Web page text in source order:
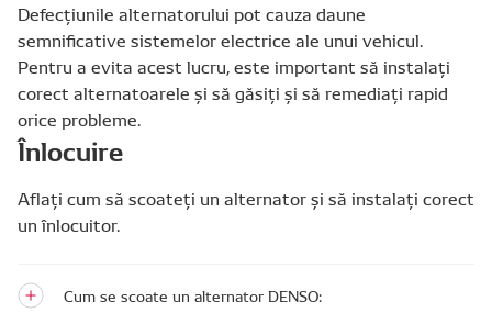
Defecțiunile alternatorului pot cauza daune
semnificative sistemelor electrice ale unui vehicul.
Pentru a evita acest lucru, este important să instalați
corect alternatoarele și să găsiți și să remediați rapid
orice probleme.
Înlocuire
Aflați cum să scoateți un alternator și să instalați corect
un înlocuitor.
Cum se scoate un alternator DENSO: